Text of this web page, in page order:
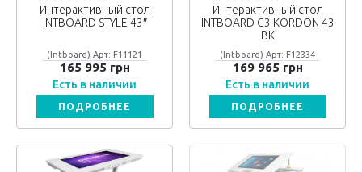
Интерактивный стол
INTBOARD STYLE 43″
(Intboard) Арт: F11121
165 995 грн
Есть в наличии
ПОДРОБНЕЕ
Интерактивный стол
INTBOARD C3 KORDON 43
BK
(Intboard) Арт: F12334
169 965 грн
Есть в наличии
ПОДРОБНЕЕ